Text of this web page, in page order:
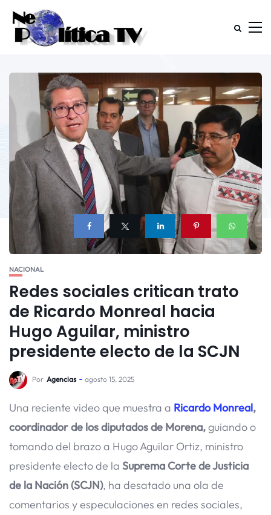
NACIONAL
Redes sociales critican trato
de Ricardo Monreal hacia
Hugo Aguilar, ministro
presidente electo de la SCJN
Por Agencias agosto 15, 2025
Una reciente video que muestra a Ricardo Monreal,
coordinador de los diputados de Morena,guiando o
tomando del brazo a Hugo Aguilar Ortiz, ministro
presidente electo de la Suprema Corte de Justicia
de la Nación (SCJN), ha desatado una ola de
comentarios y especulaciones en redes sociales,